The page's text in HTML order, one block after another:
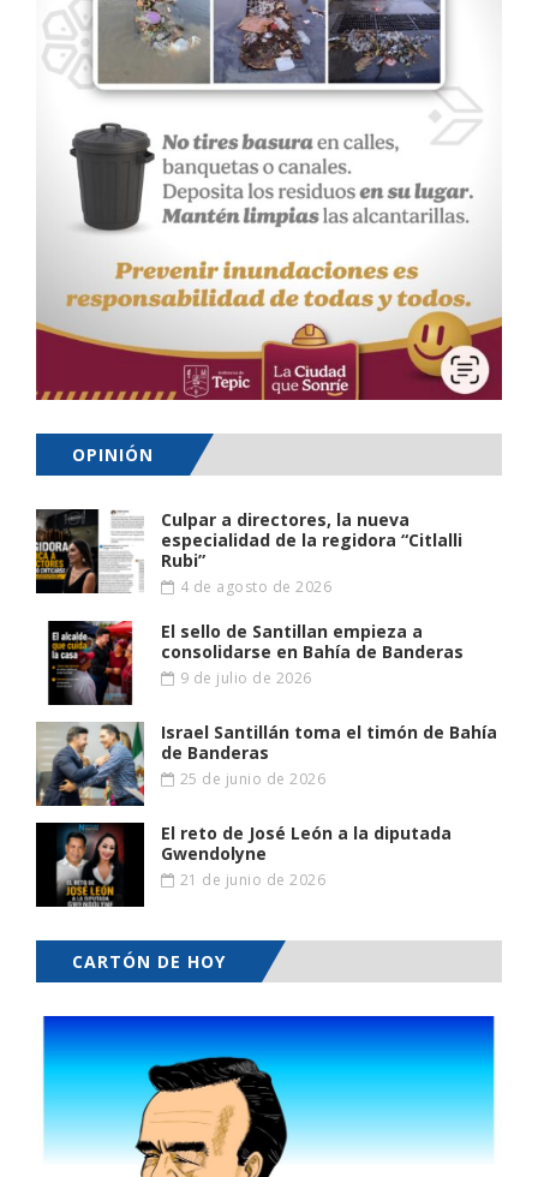
OPINIÓN
Culpar a directores, la nueva
especialidad de la regidora “Citlalli
Rubi”
4 de agosto de 2026
El sello de Santillan empieza a
consolidarse en Bahía de Banderas
9 de julio de 2026
Israel Santillán toma el timón de Bahía
de Banderas
25 de junio de 2026
El reto de José León a la diputada
Gwendolyne
21 de junio de 2026
CARTÓN DE HOY